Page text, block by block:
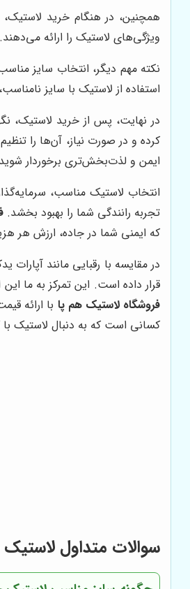
همچنین، در هنگام خرید
ویژگی‌های لاستیک را ارائه
نکته مهم دیگر، انتخاب سایز
استفاده از لاستیک با سایز
در نهایت، پس از خرید لاستیک،
کرده و در صورت نیاز، آن‌ها را
ایمن و لذت‌بخش‌تری برخوردار
انتخاب لاستیک مناسب،
تجربه رانندگی شما را بهبود بخشد.
که ایمنی شما در جاده، ارزش هر
در مقایسه با رقبایی مانند
قرار داده است. این تمرکز به ما
فروشگاه لاستیک هم پا با ارائه
کسانی است که به دنبال لاستیک
سوالات متداول